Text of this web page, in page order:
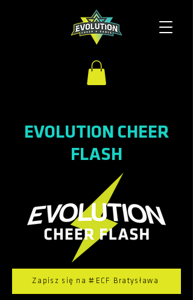
EVOLUTION CHEER
FLASH
Zapisz się na #ECF Bratysława